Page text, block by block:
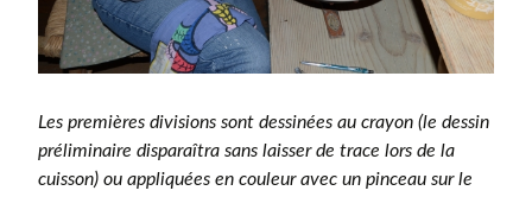
Les premières divisions sont dessinées au crayon (le dessin
préliminaire disparaîtra sans laisser de trace lors de la
cuisson) ou appliquées en couleur avec un pinceau sur le